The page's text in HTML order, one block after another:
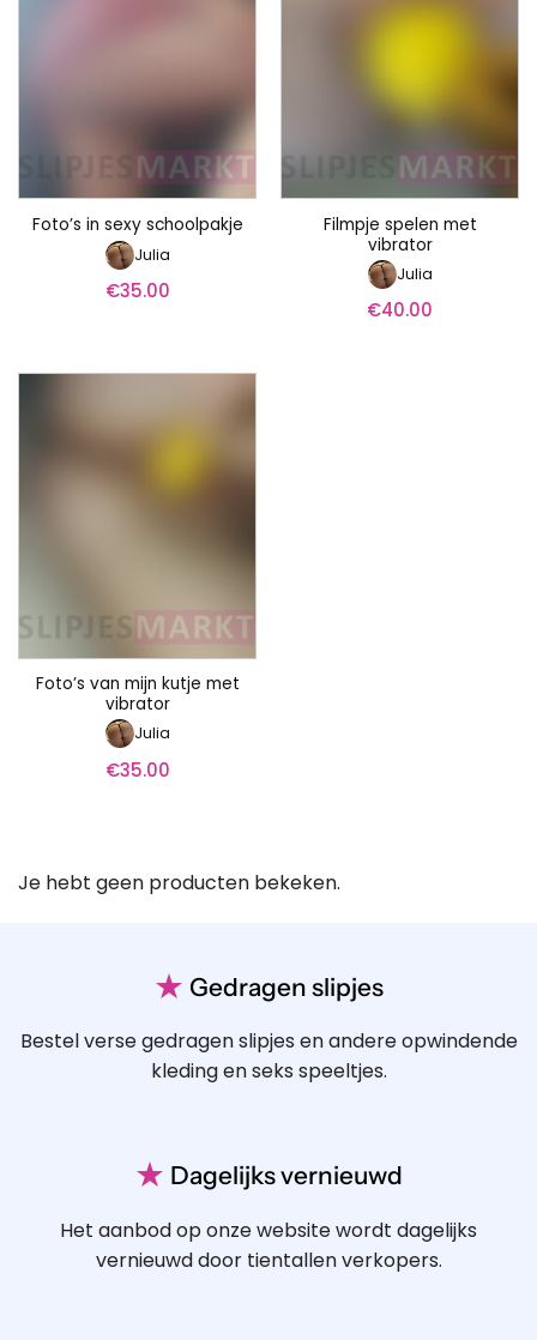
Foto’s in sexy schoolpakje
Julia
€35.00
Filmpje spelen met
vibrator
Julia
€40.00
Foto’s van mijn kutje met
vibrator
Julia
€35.00
Je hebt geen producten bekeken.
★ Gedragen slipjes
Bestel verse gedragen slipjes en andere opwindende
kleding en seks speeltjes.
★ Dagelijks vernieuwd
Het aanbod op onze website wordt dagelijks
vernieuwd door tientallen verkopers.